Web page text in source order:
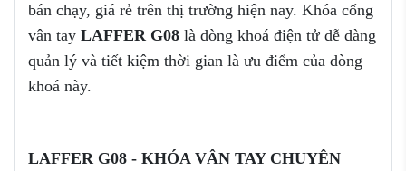
bán chạy, giá rẻ trên thị trường hiện nay. Khóa cổng
vân tay LAFFER G08 là dòng khoá điện tử dễ dàng
quản lý và tiết kiệm thời gian là ưu điểm của dòng
khoá này.
LAFFER G08 - KHÓA VÂN TAY CHUYÊN